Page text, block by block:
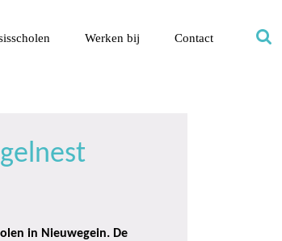
Werken bij Contact
in Nieuwegein. De